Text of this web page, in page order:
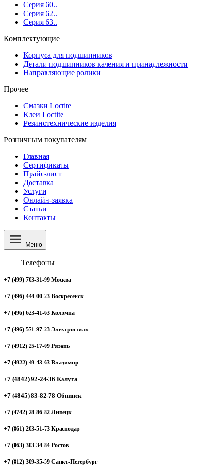
Серия 60..
Серия 62..
Серия 63..
Комплектующие
Корпуса для подшипников
Детали подшипников качения и принадлежности
Направляющие ролики
Прочее
Смазки Loctite
Клеи Loctite
Резинотехнические изделия
Розничным покупателям
Главная
Сертификаты
Прайс-лист
Доставка
Услуги
Онлайн-заявка
Статьи
Контакты
Меню
Телефоны
+7 (499) 703-31-99 Москва
+7 (496) 444-00-23 Воскресенск
+7 (496) 623-41-63 Коломна
+7 (496) 571-97-23 Электросталь
+7 (4912) 25-17-09 Рязань
+7 (4922) 49-43-63 Владимир
+7 (4842) 92-24-36 Калуга
+7 (4845) 83-82-78 Обнинск
+7 (4742) 28-86-82 Липецк
+7 (861) 203-51-73 Краснодар
+7 (863) 303-34-84 Ростов
+7 (812) 309-35-59 Санкт-Петербург